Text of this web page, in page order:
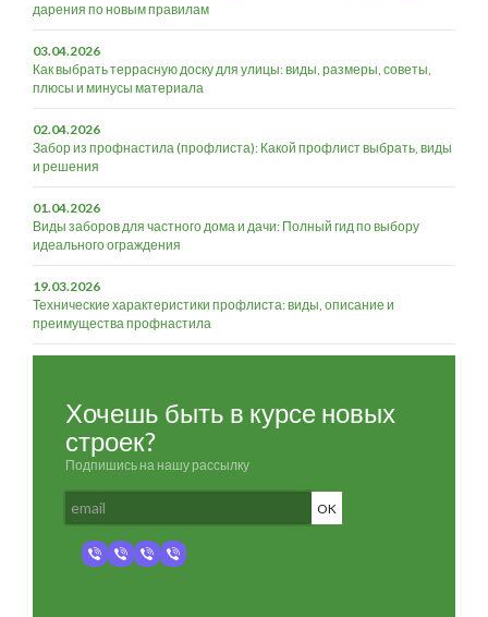
дарения по новым правилам
03.04.2026
Как выбрать террасную доску для улицы: виды, размеры, советы,
плюсы и минусы материала
02.04.2026
Забор из профнастила (профлиста): Какой профлист выбрать, виды
и решения
01.04.2026
Виды заборов для частного дома и дачи: Полный гид по выбору
идеального ограждения
19.03.2026
Технические характеристики профлиста: виды, описание и
преимущества профнастила
Хочешь быть в курсе новых
строек?
Подпишись на нашу рассылку